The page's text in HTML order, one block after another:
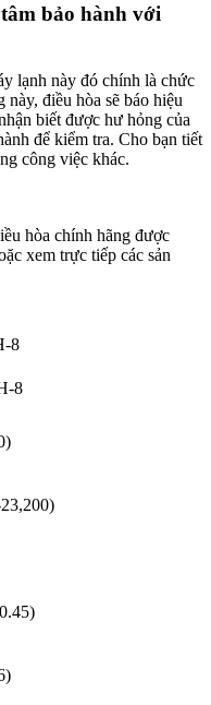
bảo hành với
lạnh này đó chính là chức
điều hòa sẽ báo hiệu
biết được hư hỏng của
để kiểm tra. Cho bạn tiết
công việc khác.
hòa chính hãng được
xem trực tiếp các sản
8
8